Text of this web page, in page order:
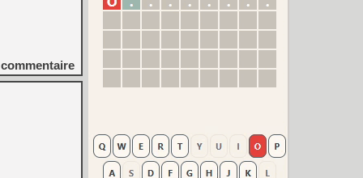
commentaire